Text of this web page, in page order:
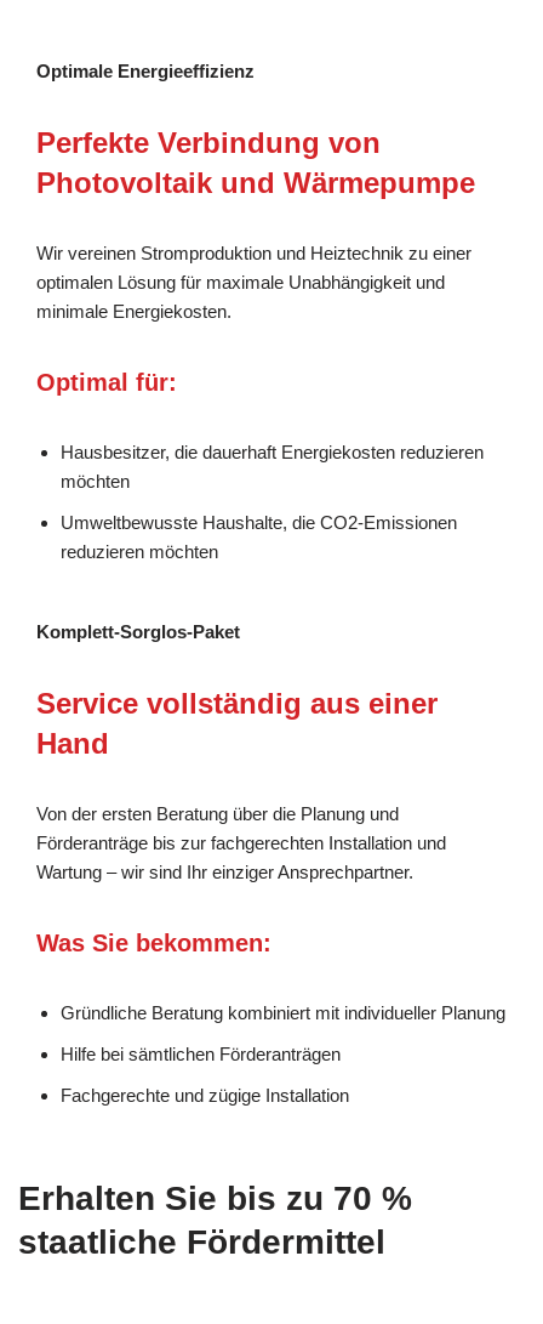
Optimale Energieeffizienz
Perfekte Verbindung von
Photovoltaik und Wärmepumpe
Wir vereinen Stromproduktion und Heiztechnik zu einer
optimalen Lösung für maximale Unabhängigkeit und
minimale Energiekosten.
Optimal für:
Hausbesitzer, die dauerhaft Energiekosten reduzieren
möchten
Umweltbewusste Haushalte, die CO2-Emissionen
reduzieren möchten
Komplett-Sorglos-Paket
Service vollständig aus einer
Hand
Von der ersten Beratung über die Planung und
Förderanträge bis zur fachgerechten Installation und
Wartung – wir sind Ihr einziger Ansprechpartner.
Was Sie bekommen:
Gründliche Beratung kombiniert mit individueller Planung
Hilfe bei sämtlichen Förderanträgen
Fachgerechte und zügige Installation
Erhalten Sie bis zu 70 %
staatliche Fördermittel